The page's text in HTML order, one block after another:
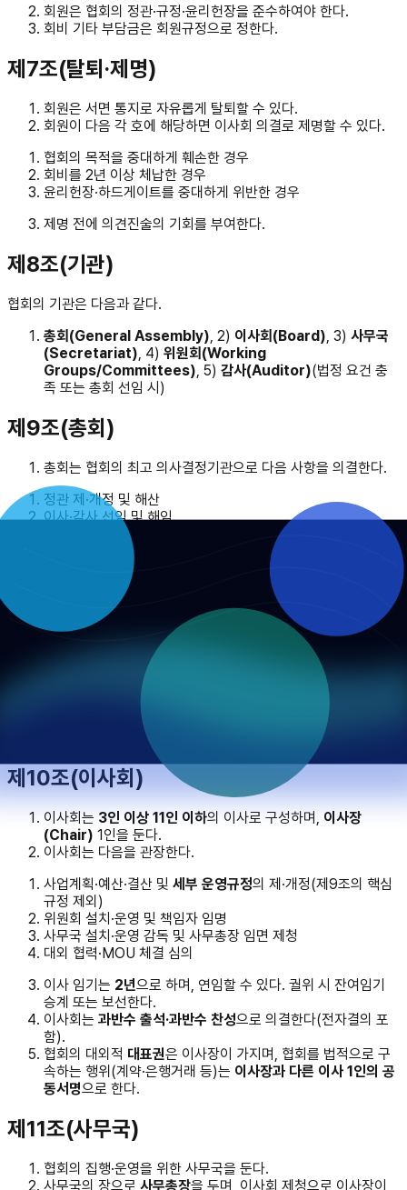
회원은 협회의 정관·규정·윤리헌장을 준수하여야 한다.
회비 기타 부담금은 회원규정으로 정한다.
제7조(탈퇴·제명)
회원은 서면 통지로 자유롭게 탈퇴할 수 있다.
회원이 다음 각 호에 해당하면 이사회 의결로 제명할 수 있다.
협회의 목적을 중대하게 훼손한 경우
회비를 2년 이상 체납한 경우
윤리헌장·하드게이트를 중대하게 위반한 경우
제명 전에 의견진술의 기회를 부여한다.
제8조(기관)
협회의 기관은 다음과 같다.
총회(General Assembly) , 2) 이사회(Board) , 3) 사무국
(Secretariat) , 4) 위원회(Working
Groups/Committees) , 5) 감사(Auditor)(법정 요건 충
족 또는 총회 선임 시)
제9조(총회)
총회는 협회의 최고 의사결정기관으로 다음 사항을 의결한다.
정관 제·개정 및 해산
이사·감사 선임 및 해임
예산·결산 승인, 회비 기준
제·개정(윤리헌장, AIO 20002 등)
기타 이사회가 부의한 사항
정기총회는 연 1회, 임시총회는 이사회 결의 또는
의결권자 1/5
의 요구로 소집한다. 소집은
정기총회 21일 전, 임시총회
10일 전
까지 안건을 명시하여 서면 또는 전자적 방법으로 통지
의결권자 과반수 출석
출석 과반수 찬성
산, 합병, 중대한 자산 처분.
전자회의·전자결의(e-resolution)를 허용한다.
제10조(이사회)
이사회는 3인 이상 11인 이하의 이사로 구성하며, 이사장
(Chair) 1인을 둔다.
이사회는 다음을 관장한다.
사업계획·예산·결산 및 세부 운영규정의 제·개정(제9조의 핵심
규정 제외)
위원회 설치·운영 및 책임자 임명
사무국 설치·운영 감독 및 사무총장 임면 제청
대외 협력·MOU 체결 심의
이사 임기는 2년으로 하며, 연임할 수 있다. 궐위 시 잔여임기
승계 또는 보선한다.
이사회는 과반수 출석·과반수 찬성으로 의결한다(전자결의 포
함).
협회의 대외적 대표권은 이사장이 가지며, 협회를 법적으로 구
속하는 행위(계약·은행거래 등)는 이사장과 다른 이사 1인의 공
동서명으로 한다.
제11조(사무국)
협회의 집행·운영을 위한 사무국을 둔다.
사무국의 장으로 사무총장을 두며, 이사회 제청으로 이사장이